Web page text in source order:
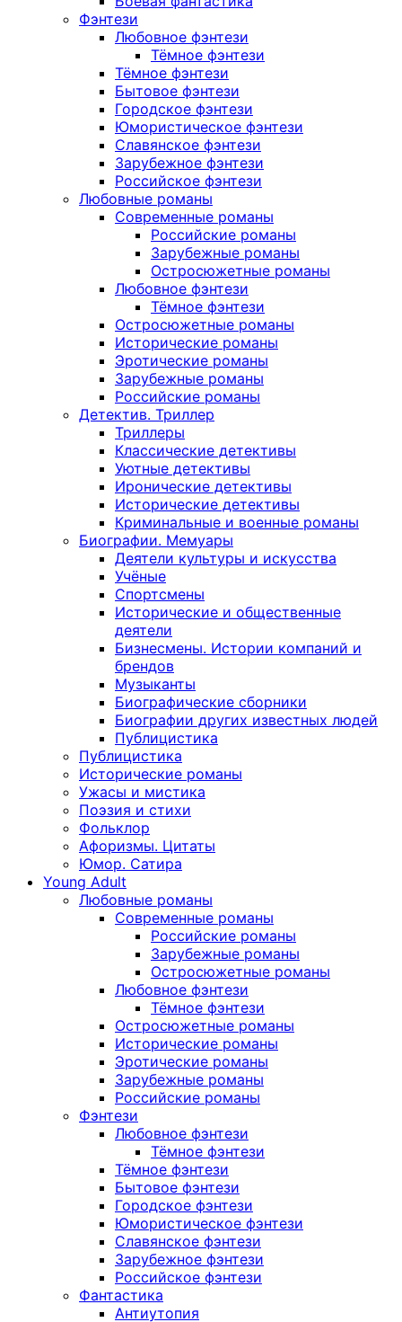
Фэнтези
Любовное фэнтези
Тёмное фэнтези
Тёмное фэнтези
Бытовое фэнтези
Городское фэнтези
Юмористическое фэнтези
Славянское фэнтези
Зарубежное фэнтези
Российское фэнтези
Любовные романы
Современные романы
Российские романы
Зарубежные романы
Остросюжетные романы
Любовное фэнтези
Тёмное фэнтези
Остросюжетные романы
Исторические романы
Эротические романы
Зарубежные романы
Российские романы
Детектив. Триллер
Триллеры
Классические детективы
Уютные детективы
Иронические детективы
Исторические детективы
Криминальные и военные романы
Биографии. Мемуары
Деятели культуры и искусства
Учёные
Спортсмены
Исторические и общественные
деятели
Бизнесмены. Истории компаний и
брендов
Музыканты
Биографические сборники
Биографии других известных людей
Публицистика
Публицистика
Исторические романы
Ужасы и мистика
Поэзия и стихи
Фольклор
Афоризмы. Цитаты
Юмор. Сатира
Young Adult
Любовные романы
Современные романы
Российские романы
Зарубежные романы
Остросюжетные романы
Любовное фэнтези
Тёмное фэнтези
Остросюжетные романы
Исторические романы
Эротические романы
Зарубежные романы
Российские романы
Фэнтези
Любовное фэнтези
Тёмное фэнтези
Тёмное фэнтези
Бытовое фэнтези
Городское фэнтези
Юмористическое фэнтези
Славянское фэнтези
Зарубежное фэнтези
Российское фэнтези
Фантастика
Антиутопия